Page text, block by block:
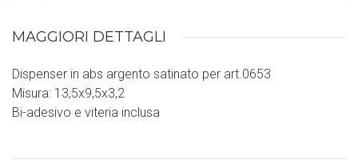
MAGGIORI DETTAGLI
Dispenser in abs argento satinato per art.0653
Misura: 13,5x9,5x3,2
Bi-adesivo e viteria inclusa